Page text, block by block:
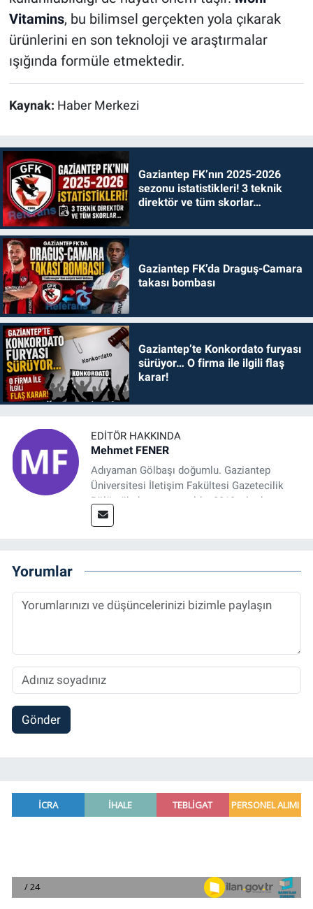
Vitamins, bu bilimsel gerçekten yola çıkarak
ürünlerini en son teknoloji ve araştırmalar
ışığında formüle etmektedir.
Kaynak: Haber Merkezi
Gaziantep FK’nın 2025-2026
sezonu istatistikleri! 3 teknik
direktör ve tüm skorlar…
Gaziantep FK’da Draguş-Camara
takası bombası
Gaziantep’te Konkordato furyası
sürüyor… O firma ile ilgili flaş
karar!
EDITÖR HAKKINDA
Mehmet FENER
Adıyaman Gölbaşı doğumlu. Gaziantep
Üniversitesi İletişim Fakültesi Gazetecilik
Bölümü’nden mezun oldu. 2019 yılında
başladığı gazetecilik mesleğinde, muhabir,
Sorumlu Haber Editörü' olarak devam
etmektedir.
Yorumlar
Gönder